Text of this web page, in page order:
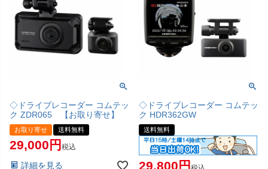
◇ドライブレコーダー コムテッ
ク ZDR065 【お取り寄せ】
お取り寄せ 送料無料
29,000 税込
詳細を見る
◇ドライブレコーダー コムテッ
ク HDR362GW
送料無料
29,800